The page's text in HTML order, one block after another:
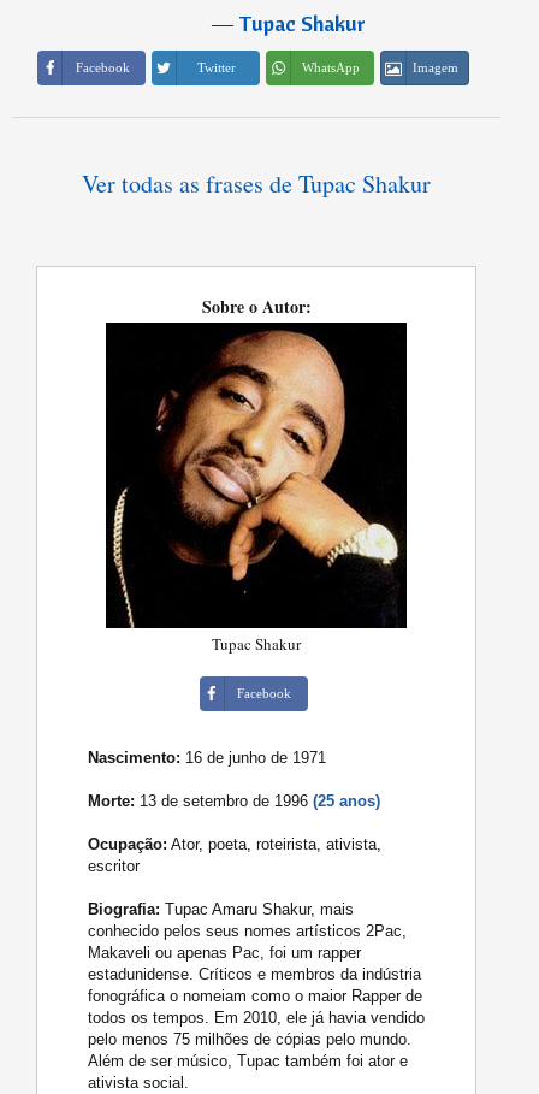
―Tupac Shakur
Facebook Twitter WhatsApp Imagem
Ver todas as frases de Tupac Shakur
Sobre o Autor:
Tupac Shakur
Facebook
Nascimento: 16 de junho de 1971
Morte: 13 de setembro de 1996(25 anos)
Ocupação: Ator, poeta, roteirista, ativista,
escritor
Biografia: Tupac Amaru Shakur, mais
conhecido pelos seus nomes artísticos 2Pac,
Makaveli ou apenas Pac, foi um rapper
estadunidense. Críticos e membros da indústria
fonográfica o nomeiam como o maior Rapper de
todos os tempos. Em 2010, ele já havia vendido
pelo menos 75 milhões de cópias pelo mundo.
Além de ser músico, Tupac também foi ator e
ativista social.